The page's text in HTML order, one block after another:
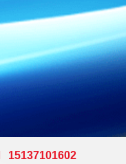
15137101602